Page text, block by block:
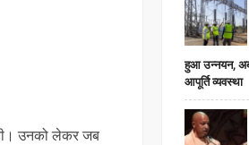
उनको लेकर जब
हुआ उन्नयन,
आपूर्ति व्यवस्था